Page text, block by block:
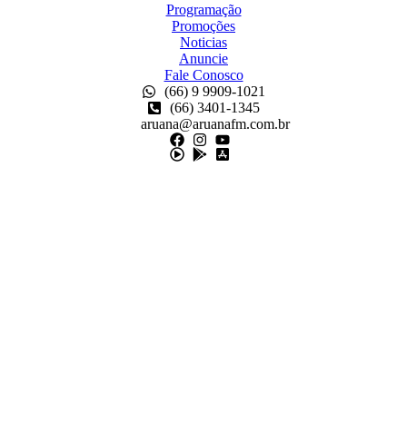
Programação
Promoções
Noticias
Anuncie
Fale Conosco
(66) 9 9909-1021
(66) 3401-1345
aruana@aruanafm.com.br